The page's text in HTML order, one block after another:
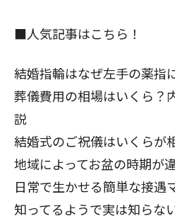
■人気記事はこちら！
結婚指輪はなぜ左手の薬指
葬儀費用の相場はいくら？
説
結婚式のご祝儀はいくらが
地域によってお盆の時期が
日常で生かせる簡単な接
知ってるようで実は知らな